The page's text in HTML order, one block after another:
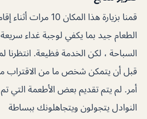
قمنا بزيارة هذا المكان
الطعام جيد بما يكفي لوجبة غداء
قبل أن يتمكن شخص ما من الاقتراب
أمر. لم يتم تقديم بعض الأطعمة التي
النوادل يتجولون ويتجاهلونك ببساطة